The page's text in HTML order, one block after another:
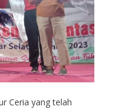
Ceria yang telah